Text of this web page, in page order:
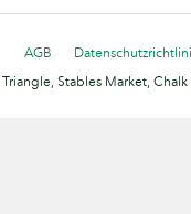
AGB
Stables Market,